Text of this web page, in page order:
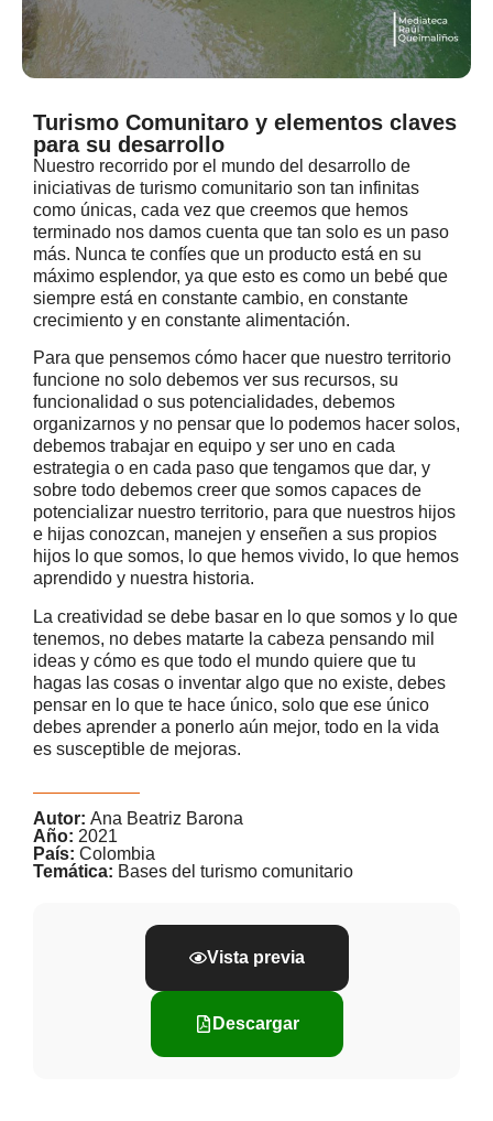
Turismo Comunitaro y elementos claves
para su desarrollo
Nuestro recorrido por el mundo del desarrollo de
iniciativas de turismo comunitario son tan infinitas
como únicas, cada vez que creemos que hemos
terminado nos damos cuenta que tan solo es un paso
más. Nunca te confíes que un producto está en su
máximo esplendor, ya que esto es como un bebé que
siempre está en constante cambio, en constante
crecimiento y en constante alimentación.
Para que pensemos cómo hacer que nuestro territorio
funcione no solo debemos ver sus recursos, su
funcionalidad o sus potencialidades, debemos
organizarnos y no pensar que lo podemos hacer solos,
debemos trabajar en equipo y ser uno en cada
estrategia o en cada paso que tengamos que dar, y
sobre todo debemos creer que somos capaces de
potencializar nuestro territorio, para que nuestros hijos
e hijas conozcan, manejen y enseñen a sus propios
hijos lo que somos, lo que hemos vivido, lo que hemos
aprendido y nuestra historia.
La creatividad se debe basar en lo que somos y lo que
tenemos, no debes matarte la cabeza pensando mil
ideas y cómo es que todo el mundo quiere que tu
hagas las cosas o inventar algo que no existe, debes
pensar en lo que te hace único, solo que ese único
debes aprender a ponerlo aún mejor, todo en la vida
es susceptible de mejoras.
Autor: Ana Beatriz Barona
Año: 2021
País: Colombia
Temática: Bases del turismo comunitario
Vista previa
Descargar